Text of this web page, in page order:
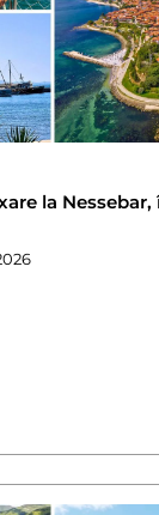
la